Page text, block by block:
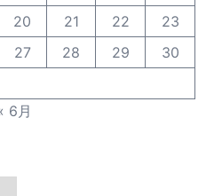
20 21 22
23
27 28 29
30
6月